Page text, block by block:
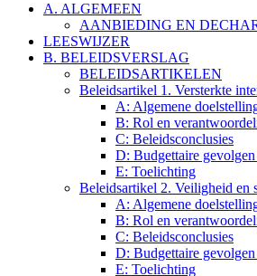
A. ALGEMEEN
AANBIEDING EN
LEESWIJZER
B. BELEIDSVERSLAG
BELEIDSARTIKELEN
Beleidsartikel 1. Versterkte
A: Algemene
B: Rol en
C: Beleidsconclusies
D: Budgettaire
E: Toelichting
Beleidsartikel 2. Veiligheid en
A: Algemene
B: Rol en
C: Beleidsconclusies
D: Budgettaire
E: Toelichting